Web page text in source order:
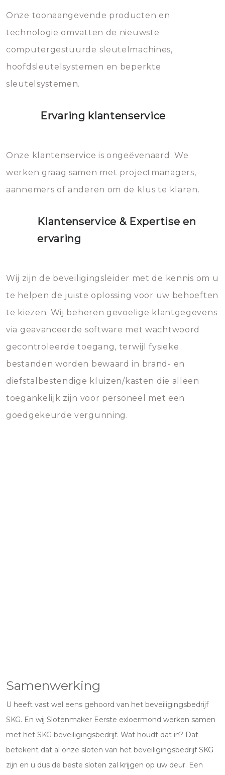
mee, die u gemakkelijk kunt
vermijden.
Onze toonaangevende producten en
technologie omvatten de nieuwste
computergestuurde sleutelmachines,
hoofdsleutelsystemen en beperkte
sleutelsystemen.
Ervaring klantenservice
Onze klantenservice is ongeëvenaard. We
werken graag samen met projectmanagers,
aannemers of anderen om de klus te klaren.
Klantenservice & Expertise en
ervaring
Wij zijn de beveiligingsleider met de kennis om u
te helpen de juiste oplossing voor uw behoeften
te kiezen. Wij beheren gevoelige klantgegevens
via geavanceerde software met wachtwoord
gecontroleerde toegang, terwijl fysieke
bestanden worden bewaard in brand- en
diefstalbestendige kluizen/kasten die alleen
toegankelijk zijn voor personeel met een
goedgekeurde vergunning.
Samenwerking
U heeft vast wel eens gehoord van het beveiligingsbedrijf
SKG. En wij Slotenmaker Eerste exloermond werken samen
met het SKG beveiligingsbedrijf. Wat houdt dat in? Dat
betekent dat al onze sloten van het beveiligingsbedrijf SKG
zijn en u dus de beste sloten zal krijgen op uw deur. Een